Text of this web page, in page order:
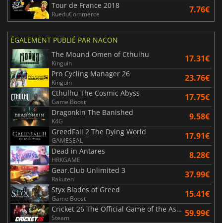
Tour de France 2018
RueduCommerce 7.76€
ÉGALEMENT PUBLIÉ PAR NACON
The Mound Omen of Cthulhu
Kinguin 17.31€
Pro Cycling Manager 26
Kinguin 23.76€
Cthulhu The Cosmic Abyss
Game Boost 17.75€
Dragonkin The Banished
K4G 9.58€
GreedFall 2 The Dying World
GAMESEAL 17.91€
Dead in Antares
HRKGAME 8.28€
Gear.Club Unlimited 3
Rakuten 37.99€
Styx Blades of Greed
Game Boost 15.41€
Cricket 26 The Official Game of the Ashes
Steam 59.99€